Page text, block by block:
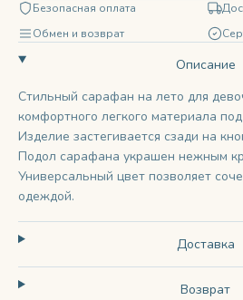
Безопасная оплата
Обмен и возврат
Описание
Стильный сарафан на лето для
комфортного легкого материала
Изделие застегивается сзади на
Подол сарафана украшен нежным
Универсальный цвет позволяет
одеждой.
Доставка
Возврат